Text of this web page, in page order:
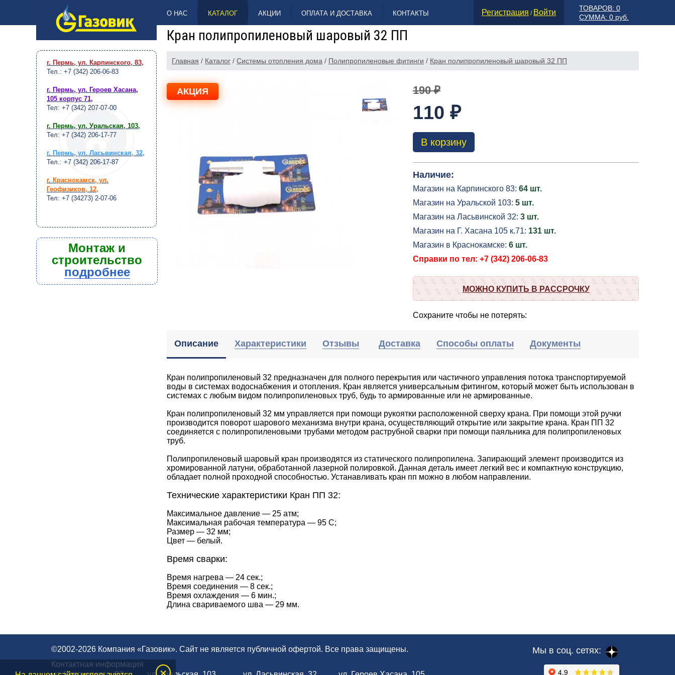
НАВЕРХ
О НАС КАТАЛОГ АКЦИИ ОПЛАТА И ДОСТАВКА КОНТАКТЫ
ТОВАРОВ: 0
СУММА: 0 руб.
Регистрация / Войти
Кран полипропиленовый шаровый 32 ПП
Главная / Каталог / Системы отопления дома / Полипропиленовые фитинги / Кран полипропиленовый шаровый 32 ПП
АКЦИЯ 190 ₽
110 ₽
В корзину
Наличие:
Магазин на Карпинского 83: 64 шт.
Магазин на Уральской 103: 5 шт.
Магазин на Ласьвинской 32: 3 шт.
Магазин на Г. Хасана 105 к.71: 131 шт.
Магазин в Краснокамске: 6 шт.
Справки по тел: +7 (342) 206-06-83
МОЖНО КУПИТЬ В РАССРОЧКУ
Сохраните чтобы не потерять:
Описание Характеристики Отзывы Доставка Способы оплаты Документы
Кран полипропиленовый 32 предназначен для полного перекрытия или частичного управления потока транспортируемой
воды в системах водоснабжения и отопления. Кран является универсальным фитингом, который может быть использован в
системах с любым видом полипропиленовых труб, будь то армированные или не армированные.
Кран полипропиленовый 32 мм управляется при помощи рукоятки расположенной сверху крана. При помощи этой ручки
производится поворот шарового механизма внутри крана, осуществляющий открытие или закрытие крана. Кран ПП 32
соединяется с полипропиленовыми трубами методом раструбной сварки при помощи паяльника для полипропиленовых
труб.
Полипропиленовый шаровый кран производятся из статического полипропилена. Запирающий элемент производится из
хромированной латуни, обработанной лазерной полировкой. Данная деталь имеет легкий вес и компактную конструкцию,
обладает полной проходной способностью. Устанавливать кран пп можно в любом направлении.
Технические характеристики Кран ПП 32:
Максимальное давление — 25 атм;
Максимальная рабочая температура — 95 С;
Размер — 32 мм;
Цвет — белый.
Время сварки:
Время нагрева — 24 сек.;
Время соединения — 8 сек.;
Время охлаждения — 6 мин.;
Длина свариваемого шва — 29 мм.
г. Пермь, ул. Карпинского, 83,
Тел.: +7 (342) 206-06-83
г. Пермь, ул. Героев Хасана,
105 корпус 71,
Тел: +7 (342) 207-07-00
г. Пермь, ул. Уральская, 103,
Тел: +7 (342) 206-17-77
г. Пермь, ул. Ласьвинская, 32,
Тел.: +7 (342) 206-17-87
г. Краснокамск, ул.
Геофизиков, 12,
Тел: +7 (34273) 2-07-06
Монтаж и
строительство
подробнее
©2002-2026 Компания «Газовик». Сайт не является публичной офертой. Все права защищены.
Контактная информация
Мы в соц. сетях: